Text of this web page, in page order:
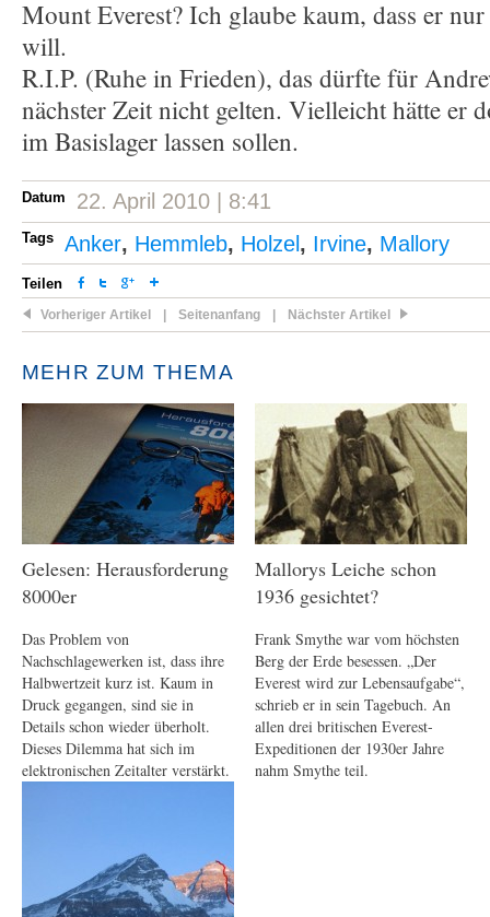
Mount Everest? Ich glaube kaum, dass er
will.
R.I.P. (Ruhe in Frieden), das dürfte für
nächster Zeit nicht gelten. Vielleicht hätte er
im Basislager lassen sollen.
Datum 22. April 2010 | 8:41
Tags Anker, Hemmleb, Holzel , Irvine, Mallory
Teilen
Vorheriger Artikel Seitenanfang Nächster Artikel
MEHR ZUM THEMA
Gelesen: Herausforderung
8000er
Das Problem von
Nachschlagewerken ist, dass ihre
Halbwertzeit kurz ist. Kaum in
Druck gegangen, sind sie in
Details schon wieder überholt.
Dieses Dilemma hat sich im
elektronischen Zeitalter verstärkt.
Mallorys Leiche schon
1936 gesichtet?
Frank Smythe war vom höchsten
Berg der Erde besessen. „Der
Everest wird zur Lebensaufgabe“,
schrieb er in sein Tagebuch. An
allen drei britischen Everest-
Expeditionen der 1930er Jahre
nahm Smythe teil.